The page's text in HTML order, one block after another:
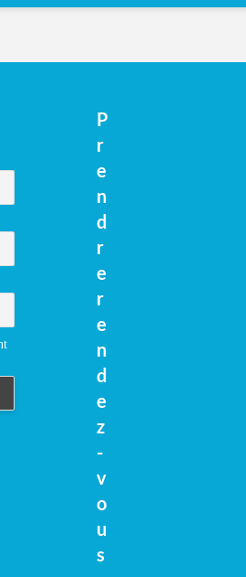
de fin d’année, présenté à la salle...
P
r
e
n
d
r
e
r
e
n
d
e
z
-
v
o
u
s